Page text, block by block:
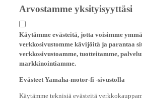
Arvostamme yksityisyyttäsi
Käytämme evästeitä, jotta voisimme
verkkosivustomme kävijöitä ja parantaa
verkkosivustoamme, tuotteitamme,
markkinointiamme.
Evästeet Yamaha-motor-fi -sivustolla
Käytämme teknisiä evästeitä